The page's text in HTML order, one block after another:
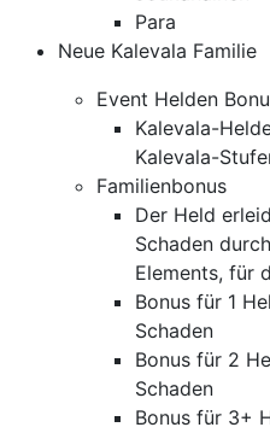
Para
Neue Kalevala Familie
Event Helden
Kalevala-
Kalevala-
Familienbonus
Der Held
Schaden
Elements, für
Bonus für 1
Schaden
Bonus für 2
Schaden
Bonus für 3+